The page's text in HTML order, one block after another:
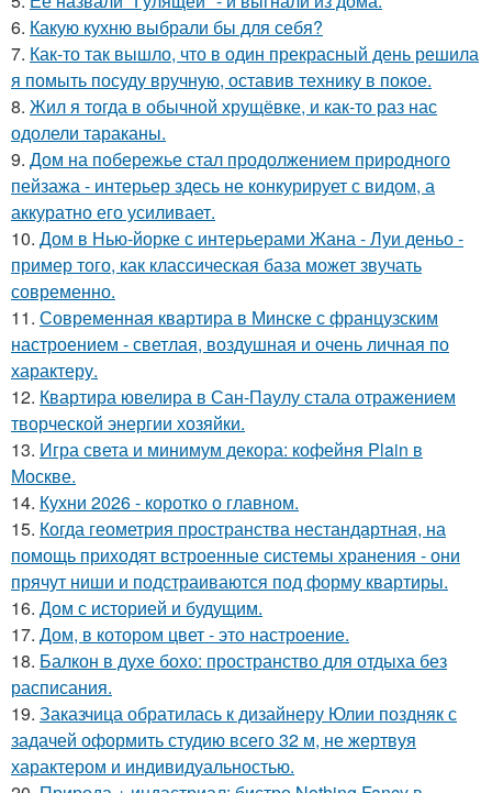
6. Какую кухню выбрали бы для себя?
7. Как-то так вышло, что в один прекрасный день решила
я помыть посуду вручную, оставив технику в покое.
8. Жил я тогда в обычной хрущёвке, и как-то раз нас
одолели тараканы.
9. Дом на побережье стал продолжением природного
пейзажа - интерьер здесь не конкурирует с видом, а
аккуратно его усиливает.
10. Дом в Нью-йорке с интерьерами Жана - Луи деньо -
пример того, как классическая база может звучать
современно.
11. Современная квартира в Минске с французским
настроением - светлая, воздушная и очень личная по
характеру.
12. Квартира ювелира в Сан-Паулу стала отражением
творческой энергии хозяйки.
13. Игра света и минимум декора: кофейня Plain в
Москве.
14. Кухни 2026 - коротко о главном.
15. Когда геометрия пространства нестандартная, на
помощь приходят встроенные системы хранения - они
прячут ниши и подстраиваются под форму квартиры.
16. Дом с историей и будущим.
17. Дом, в котором цвет - это настроение.
18. Балкон в духе бохо: пространство для отдыха без
расписания.
19. Заказчица обратилась к дизайнеру Юлии поздняк с
задачей оформить студию всего 32 м, не жертвуя
характером и индивидуальностью.